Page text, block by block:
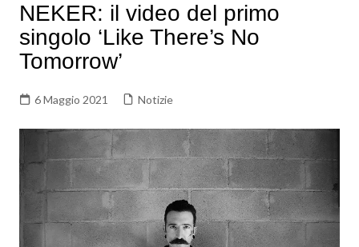
NEKER: il video del primo
singolo ‘Like There’s No
Tomorrow’
6 Maggio 2021 Notizie